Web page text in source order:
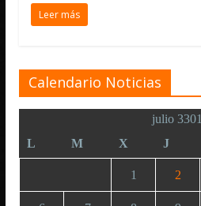
Leer más
Calendario Noticias
julio 3301
L
M X J
1 2